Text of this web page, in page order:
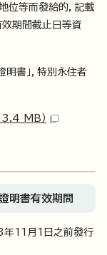
位等而發給的，記載
效期間截止日等資
書」，特別永住者
3.4 MB）
明書有效期間
年11月1日之前發行